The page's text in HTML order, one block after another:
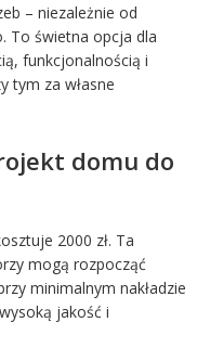
– niezależnie od
To świetna opcja dla
funkcjonalnością i
tym za własne
domu do
2000 zł. Ta
mogą rozpocząć
minimalnym nakładzie
jakość i